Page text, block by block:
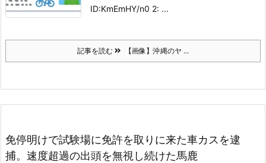
ID:KmEmHY/n0 2: ...
記事を読む 【画像】沖縄のヤ ...
免停明けで試験場に免許を取りに来た車カスを逮
捕。速度超過の出頭を無視し続けた馬鹿